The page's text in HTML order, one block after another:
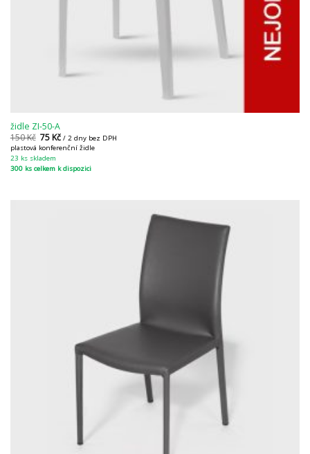
židle ZI-50-A
150Kč 75Kč / 2 dny bez DPH
plastová konferenční židle
23 ks skladem
300 ks celkem k dispozici